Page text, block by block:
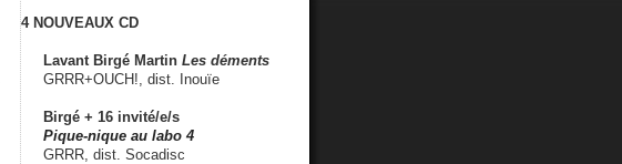
4 NOUVEAUX CD
Lavant Birgé Martin Les déments
GRRR+OUCH!, dist. Inouïe
Birgé + 16 invité/e/s
Pique-nique au labo 4
GRRR, dist. Socadisc